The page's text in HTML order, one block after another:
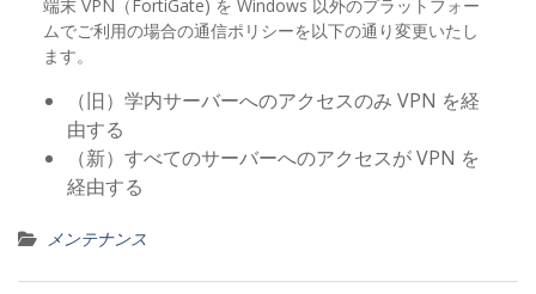
端末 VPN（FortiGate) を Windows 以外のプラットフォー
ムでご利用の場合の通信ポリシーを以下の通り変更いたし
ます。
（旧）学内サーバーへのアクセスのみ VPN を経
由する
（新）すべてのサーバーへのアクセスが VPN を
経由する
メンテナンス